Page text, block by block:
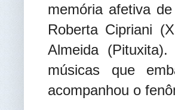
memória afetiva
Roberta Cipriani
Almeida
músicas que
acompanhou o